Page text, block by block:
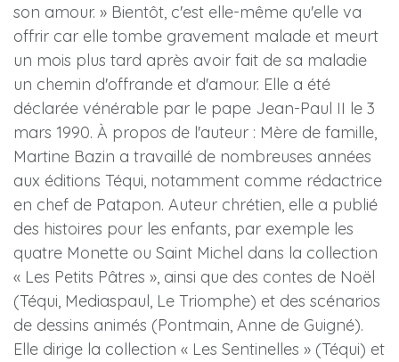
son amour. » Bientôt, c'est elle-même qu'elle va
offrir car elle tombe gravement malade et meurt
un mois plus tard après avoir fait de sa maladie
un chemin d'offrande et d'amour. Elle a été
déclarée vénérable par le pape Jean-Paul II le 3
mars 1990. À propos de l'auteur : Mère de famille,
Martine Bazin a travaillé de nombreuses années
aux éditions Téqui, notamment comme rédactrice
en chef de Patapon. Auteur chrétien, elle a publié
des histoires pour les enfants, par exemple les
quatre Monette ou Saint Michel dans la collection
« Les Petits Pâtres », ainsi que des contes de Noël
(Téqui, Mediaspaul, Le Triomphe) et des scénarios
de dessins animés (Pontmain, Anne de Guigné).
Elle dirige la collection « Les Sentinelles » (Téqui) et